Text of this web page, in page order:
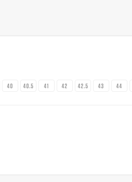
40 40.5 41 42 42.5 43 44